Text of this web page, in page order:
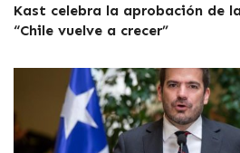
Kast celebra la aprobación de
“Chile vuelve a crecer”